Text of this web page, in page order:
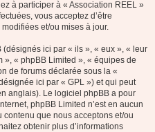
à participer à « Association REEL »
vous acceptez d’être
et/ou mises à jour.
ici par « ils », « eux », « leur
», « phpBB Limited », « équipes de
de forums déclarée sous la «
ici par « GPL ») et qui peut
anglais). Le logiciel phpBB a pour
phpBB Limited n’est en aucun
que nous acceptons et/ou
obtenir plus d’informations